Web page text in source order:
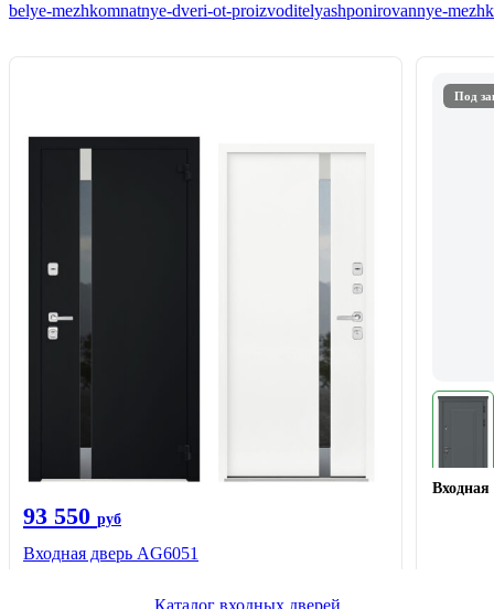
belye-mezhkomnatnye-dveri-ot-proizvoditelyashponirovannye-
93 550 руб
Входная дверь AG6051
Под